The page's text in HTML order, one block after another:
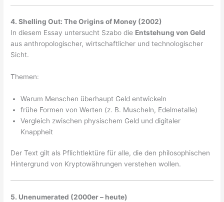
4. Shelling Out: The Origins of Money (2002)
In diesem Essay untersucht Szabo die Entstehung von Geld
aus anthropologischer, wirtschaftlicher und technologischer
Sicht.
Themen:
Warum Menschen überhaupt Geld entwickeln
frühe Formen von Werten (z. B. Muscheln, Edelmetalle)
Vergleich zwischen physischem Geld und digitaler
Knappheit
Der Text gilt als Pflichtlektüre für alle, die den philosophischen
Hintergrund von Kryptowährungen verstehen wollen.
5. Unenumerated (2000er – heute)